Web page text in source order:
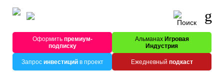
Оформитьпремиум-
подписку
Альманах Игровая
Индустрия
Запрос инвестицийв проект Ежедневный подкаст